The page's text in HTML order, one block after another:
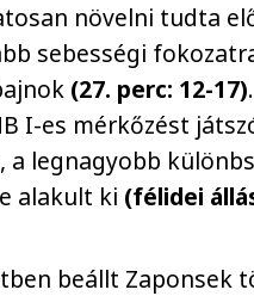
növelni tudta
sebességi
(27. perc: 12-17)
I-es mérkőzést
a legnagyobb
alakult ki (félidei
beállt Zaponsek